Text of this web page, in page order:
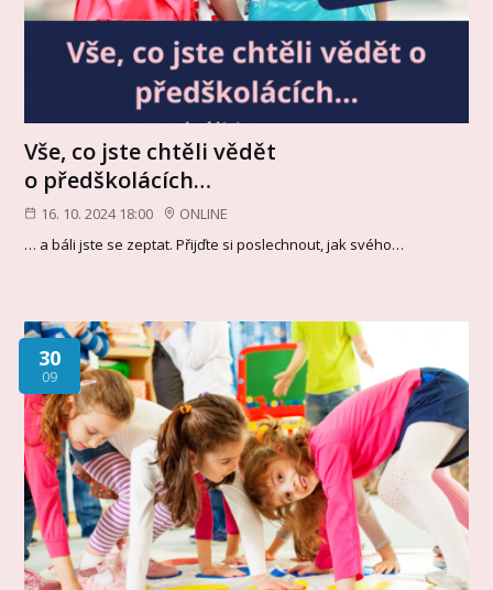
Vše, co jste chtěli vědět
o předškolácích…
16. 10. 2024 18:00
ONLINE
… a báli jste se zeptat. Přijďte si poslechnout, jak svého…
30
09